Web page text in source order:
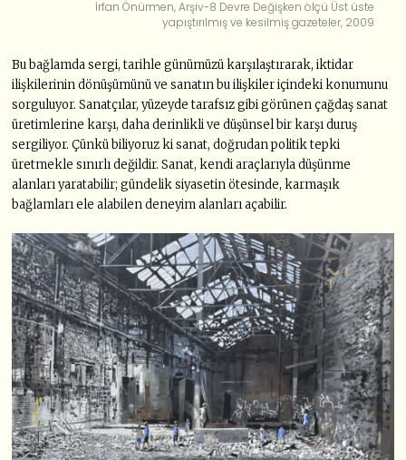
İrfan Önürmen, Arşiv-8 Devre Değişken ölçü Üst üste
yapıştırılmış ve kesilmiş gazeteler, 2009
Bu bağlamda sergi, tarihle günümüzü karşılaştırarak, iktidar
ilişkilerinin dönüşümünü ve sanatın bu ilişkiler içindeki konumunu
sorguluyor. Sanatçılar, yüzeyde tarafsız gibi görünen çağdaş sanat
üretimlerine karşı, daha derinlikli ve düşünsel bir karşı duruş
sergiliyor. Çünkü biliyoruz ki sanat, doğrudan politik tepki
üretmekle sınırlı değildir. Sanat, kendi araçlarıyla düşünme
alanları yaratabilir; gündelik siyasetin ötesinde, karmaşık
bağlamları ele alabilen deneyim alanları açabilir.